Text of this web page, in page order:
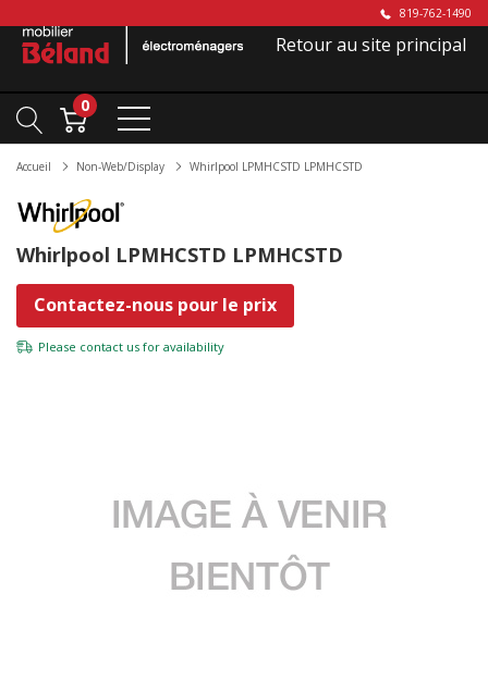
819-762-1490
Retour au site principal
0
Accueil Non-Web/Display Whirlpool LPMHCSTD LPMHCSTD
Whirlpool LPMHCSTD LPMHCSTD
Contactez-nous pour le prix
Please contact us for availability